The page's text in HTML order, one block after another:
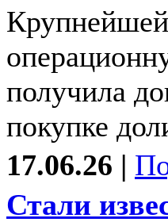
получила
покупке
17.06.26 |
Стали